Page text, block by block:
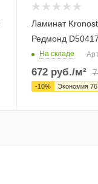
Ламинат
Редмонд D50417
На складе
672руб./м²
-10% Экономия 76